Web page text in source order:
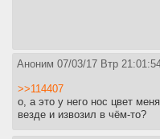
Аноним 07/03/17 Втр
>>114407
о, а это у него нос цвет
везде и извозил в чём-то?